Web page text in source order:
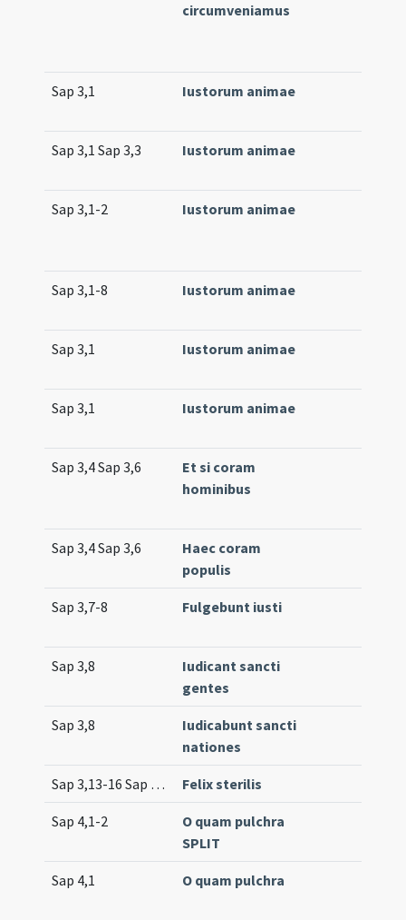
circumveniamus
Sap 3,1 Iustorum animae
Sap 3,1 Sap 3,3 Iustorum animae
Sap 3,1-2 Iustorum animae
Sap 3,1-8 Iustorum animae
Sap 3,1 Iustorum animae
Sap 3,1 Iustorum animae
Sap 3,4 Sap 3,6
Et si coram
hominibus
Sap 3,4 Sap 3,6
Haec coram
populis
Sap 3,7-8 Fulgebunt iusti
Sap 3,8
Iudicant sancti
gentes
Sap 3,8
Iudicabunt sancti
nationes
Sap 3,13-16 Sap 3,19 Sap 4,1-2 (cf.) Felix sterilis
Sap 4,1-2
O quam pulchra
SPLIT
Sap 4,1 O quam pulchra